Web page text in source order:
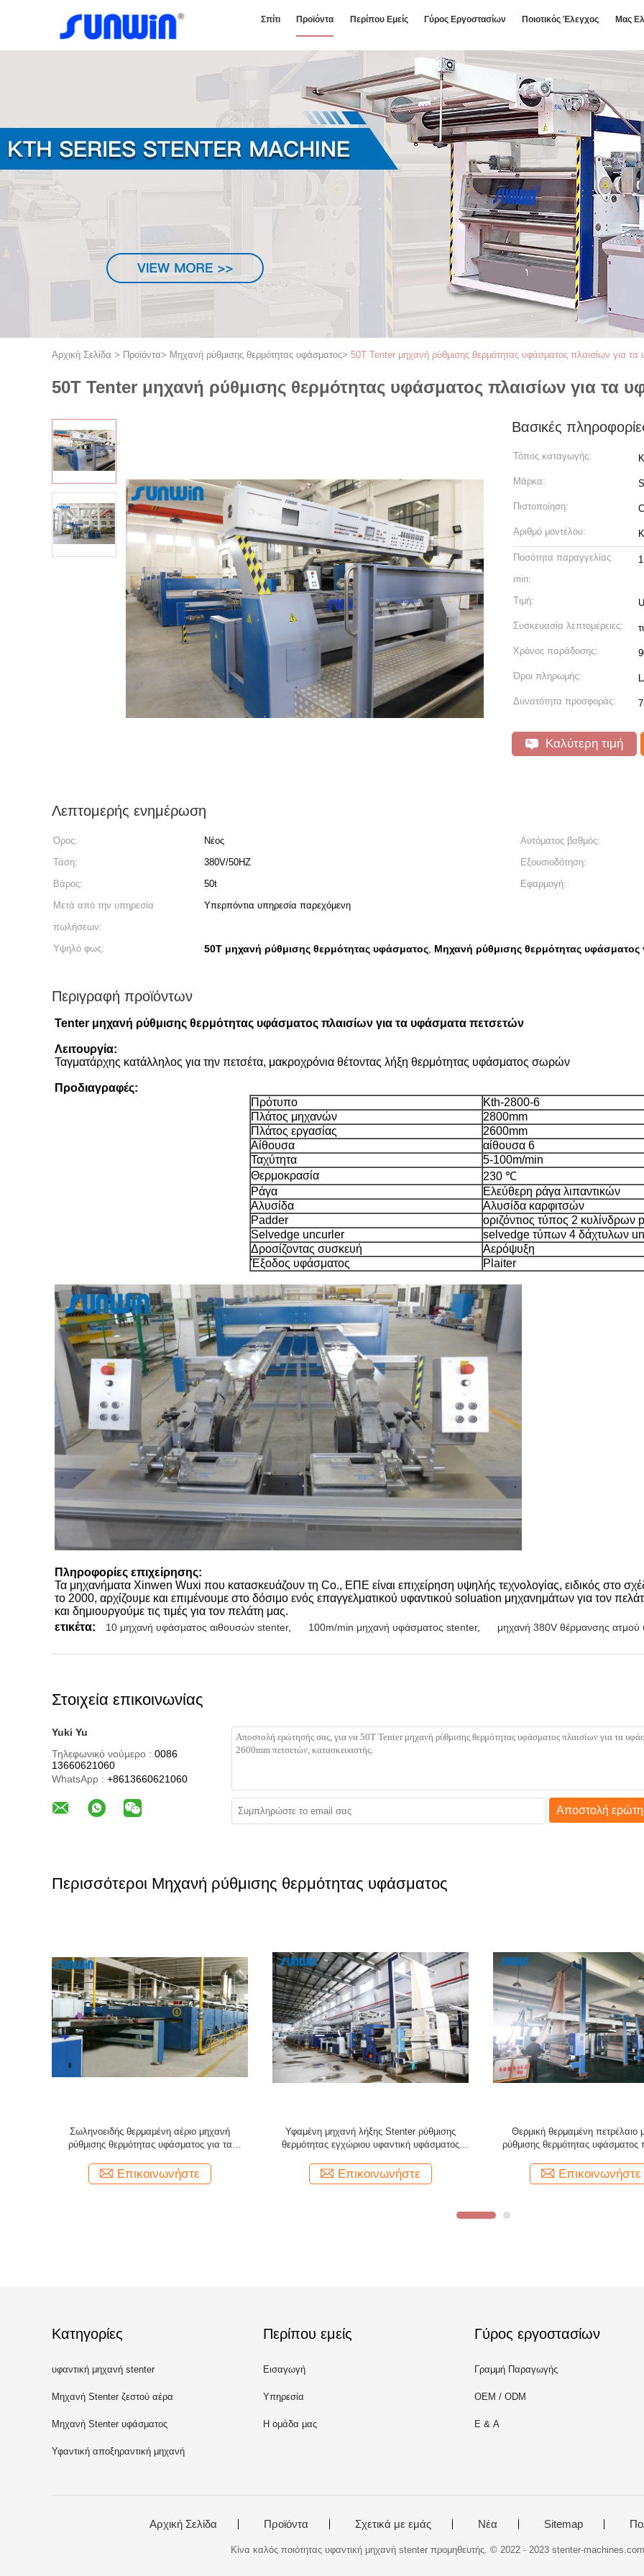
Σπίτι Προϊόντα Περίπου Εμείς Γύρος Εργοστασίων Ποιοτικός Έλεγχος Μας
Αρχική Σελίδα > Προϊόντα> Μηχανή ρύθμισης θερμότητας υφάσματος> 50T Tenter μηχανή ρύθμισης θερμότητας υφάσματος πλαισίων για
50T Tenter μηχανή ρύθμισης θερμότητας υφάσματος πλαισίων για τα
Βασικές
Τόπος καταγωγής:
Μάρκα:
Πιστοποίηση:
Αριθμό μοντέλου:
Ποσότητα παραγγελίας
min:
Τιμή:
Συσκευασία λεπτομέρειες:
Χρόνος παράδοσης:
Όροι πληρωμής:
Δυνατότητα προσφοράς:
Καλύτερη τιμή
Λεπτομερής ενημέρωση
Όρος: Νέος Αυτόματος βαθμός:
Τάση:
380V/50HZ Εξουσιοδότηση:
Βάρος:
50t Εφαρμογή:
Μετά από την υπηρεσία
πωλήσεων:
Υπερπόντια υπηρεσία παρεχόμενη
Υψηλό φως: 50T μηχανή ρύθμισης θερμότητας υφάσματος, Μηχανή ρύθμισης θερμότητας υφάσματος
Περιγραφή προϊόντων
Tenter μηχανή ρύθμισης θερμότητας υφάσματος πλαισίων για τα υφάσματα πετσετών
Λειτουργία:
Ταγματάρχης κατάλληλος για την πετσέτα, μακροχρόνια θέτοντας λήξη θερμότητας υφάσματος σωρών
Προδιαγραφές:
Πρότυπο
Kth-2800-6
Πλάτος μηχανών
2800mm
Πλάτος εργασίας
2600mm
Αίθουσα
αίθουσα 6
Ταχύτητα
5-100m/min
Θερμοκρασία
230 ℃
Ράγα
Ελεύθερη ράγα λιπαντικών
Αλυσίδα
Αλυσίδα καρφιτσών
Padder
οριζόντιος τύπος 2 κυλίνδρων
Selvedge uncurler
selvedge τύπων 4 δάχτυλων
Δροσίζοντας συσκευή
Αερόψυξη
Έξοδος υφάσματος
Plaiter
Πληροφορίες επιχείρησης:
Τα μηχανήματα Xinwen Wuxi που κατασκευάζουν τη Co., ΕΠΕ είναι επιχείρηση υψηλής τεχνολογίας, ειδικός στο
το 2000, αρχίζουμε και επιμένουμε στο δόσιμο ενός επαγγελματικού υφαντικού soluation μηχανημάτων για τον
και δημιουργούμε τις τιμές για τον πελάτη μας.
ετικέτα:
10 μηχανή υφάσματος αιθουσών stenter, 100m/min μηχανή υφάσματος stenter, μηχανή 380V θέρμανσης ατμού
Στοιχεία επικοινωνίας
Yuki Yu
Τηλεφωνικό νούμερο : 0086
13660621060
WhatsApp : +8613660621060
Αποστολή
Περισσότεροι Μηχανή ρύθμισης θερμότητας υφάσματος
50T μετά από να βάψει την αποξηραντική
μηχανή ρύθμισης θερμότητας υφάσματος για
Επικοινωνήστε
6 θερμαμένη μηχανή ρύθμισης θερμότητας
υφάσματος αιθουσών αέριο για το ύφασμα
Επικοινωνήστε
Ζεστός αέρας Stenter υψηλής
κυκλοφορίας ζεστού αέρα που
Επικοινωνήστε
Κατηγορίες
υφαντική μηχανή stenter
Μηχανή Stenter ζεστού αέρα
Μηχανή Stenter υφάσματος
Υφαντική αποξηραντική μηχανή
Περίπου εμείς
Εισαγωγή
Υπηρεσία
Η ομάδα μας
Γύρος εργοστασίων
Γραμμή Παραγωγής
OEM / ODM
Ε & Α
Αρχική Σελίδα Προϊόντα Σχετικά με εμάς Νέα Sitemap
Κίνα καλός ποιότητας υφαντική μηχανή stenter προμηθευτής. © 2022 - 2023 stenter-